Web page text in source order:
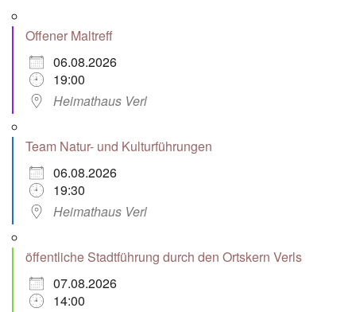
Offener Maltreff
06.08.2026
19:00
Heimathaus Verl
Team Natur- und Kulturführungen
06.08.2026
19:30
Heimathaus Verl
öffentliche Stadtführung durch den Ortskern Verls
07.08.2026
14:00